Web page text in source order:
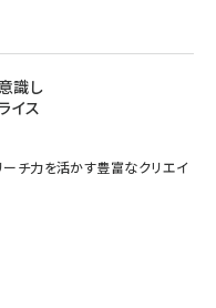
識し
イス
ーチ力を活かす豊富なクリエイ